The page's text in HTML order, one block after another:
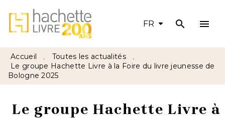
MENU RECHERCHE CONTENU
PIED DE PAGE
FR search menu
Accueil • Toutes les actualités •
Le groupe Hachette Livre à la Foire du livre jeunesse de
Bologne 2025
Le groupe Hachette Livre à